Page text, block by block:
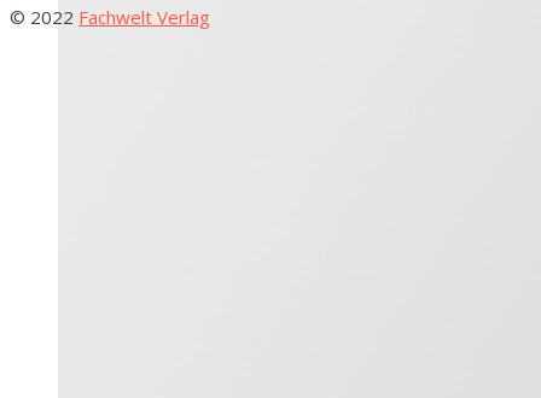
© 2022 Fachwelt Verlag